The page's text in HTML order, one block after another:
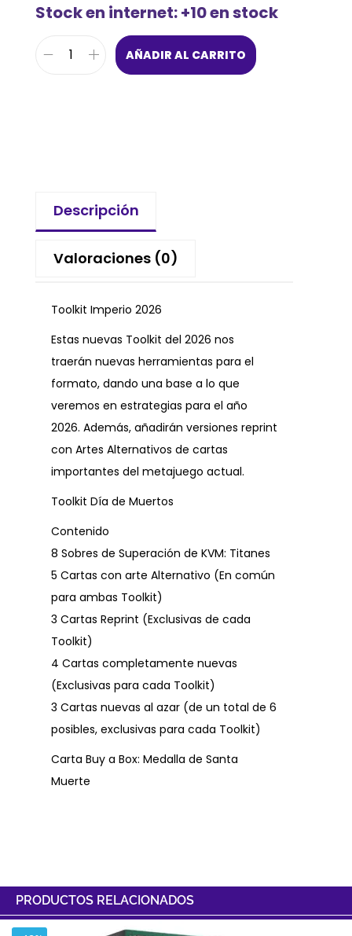
Stock en internet: +10 en stock
AÑADIR AL CARRITO
Descripción
Valoraciones (0)
Toolkit Imperio 2026
Estas nuevas Toolkit del 2026 nos
traerán nuevas herramientas para el
formato, dando una base a lo que
veremos en estrategias para el año
2026. Además, añadirán versiones reprint
con Artes Alternativos de cartas
importantes del metajuego actual.
Toolkit Día de Muertos
Contenido
8 Sobres de Superación de KVM: Titanes
5 Cartas con arte Alternativo (En común
para ambas Toolkit)
3 Cartas Reprint (Exclusivas de cada
Toolkit)
4 Cartas completamente nuevas
(Exclusivas para cada Toolkit)
3 Cartas nuevas al azar (de un total de 6
posibles, exclusivas para cada Toolkit)
Carta Buy a Box: Medalla de Santa
Muerte
PRODUCTOS RELACIONADOS